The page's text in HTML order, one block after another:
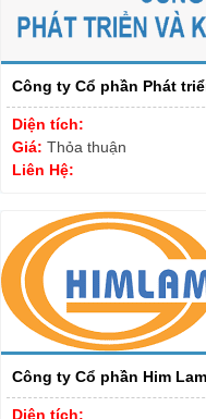
Công ty Cổ phần Phát
Diện tích:
Giá: Thỏa thuận
Liên Hệ:
Công ty Cổ phần Him Lam
Diện tích: